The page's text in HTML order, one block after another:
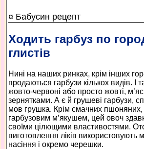
¤ Бабусин рецепт
Ходить гарбуз по
глистів
Нині на наших ринках, крім інших
продаються гарбузи кількох видів. І
жовто-червоні або просто жовті,
зернятками. А є й грушеві гарбузи,
мов грушка. Крім смачних пшоняних,
гарбузовим м’якушем, цей овоч
своїми цілющими властивостями.
виготовлення ліків використовують
насіння і окремо черешки.